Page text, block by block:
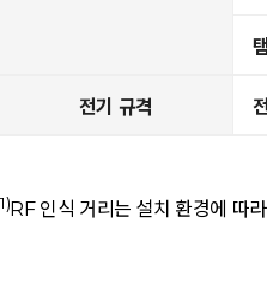
전기 규격
1)RF 인식 거리는 설치 환경에 따